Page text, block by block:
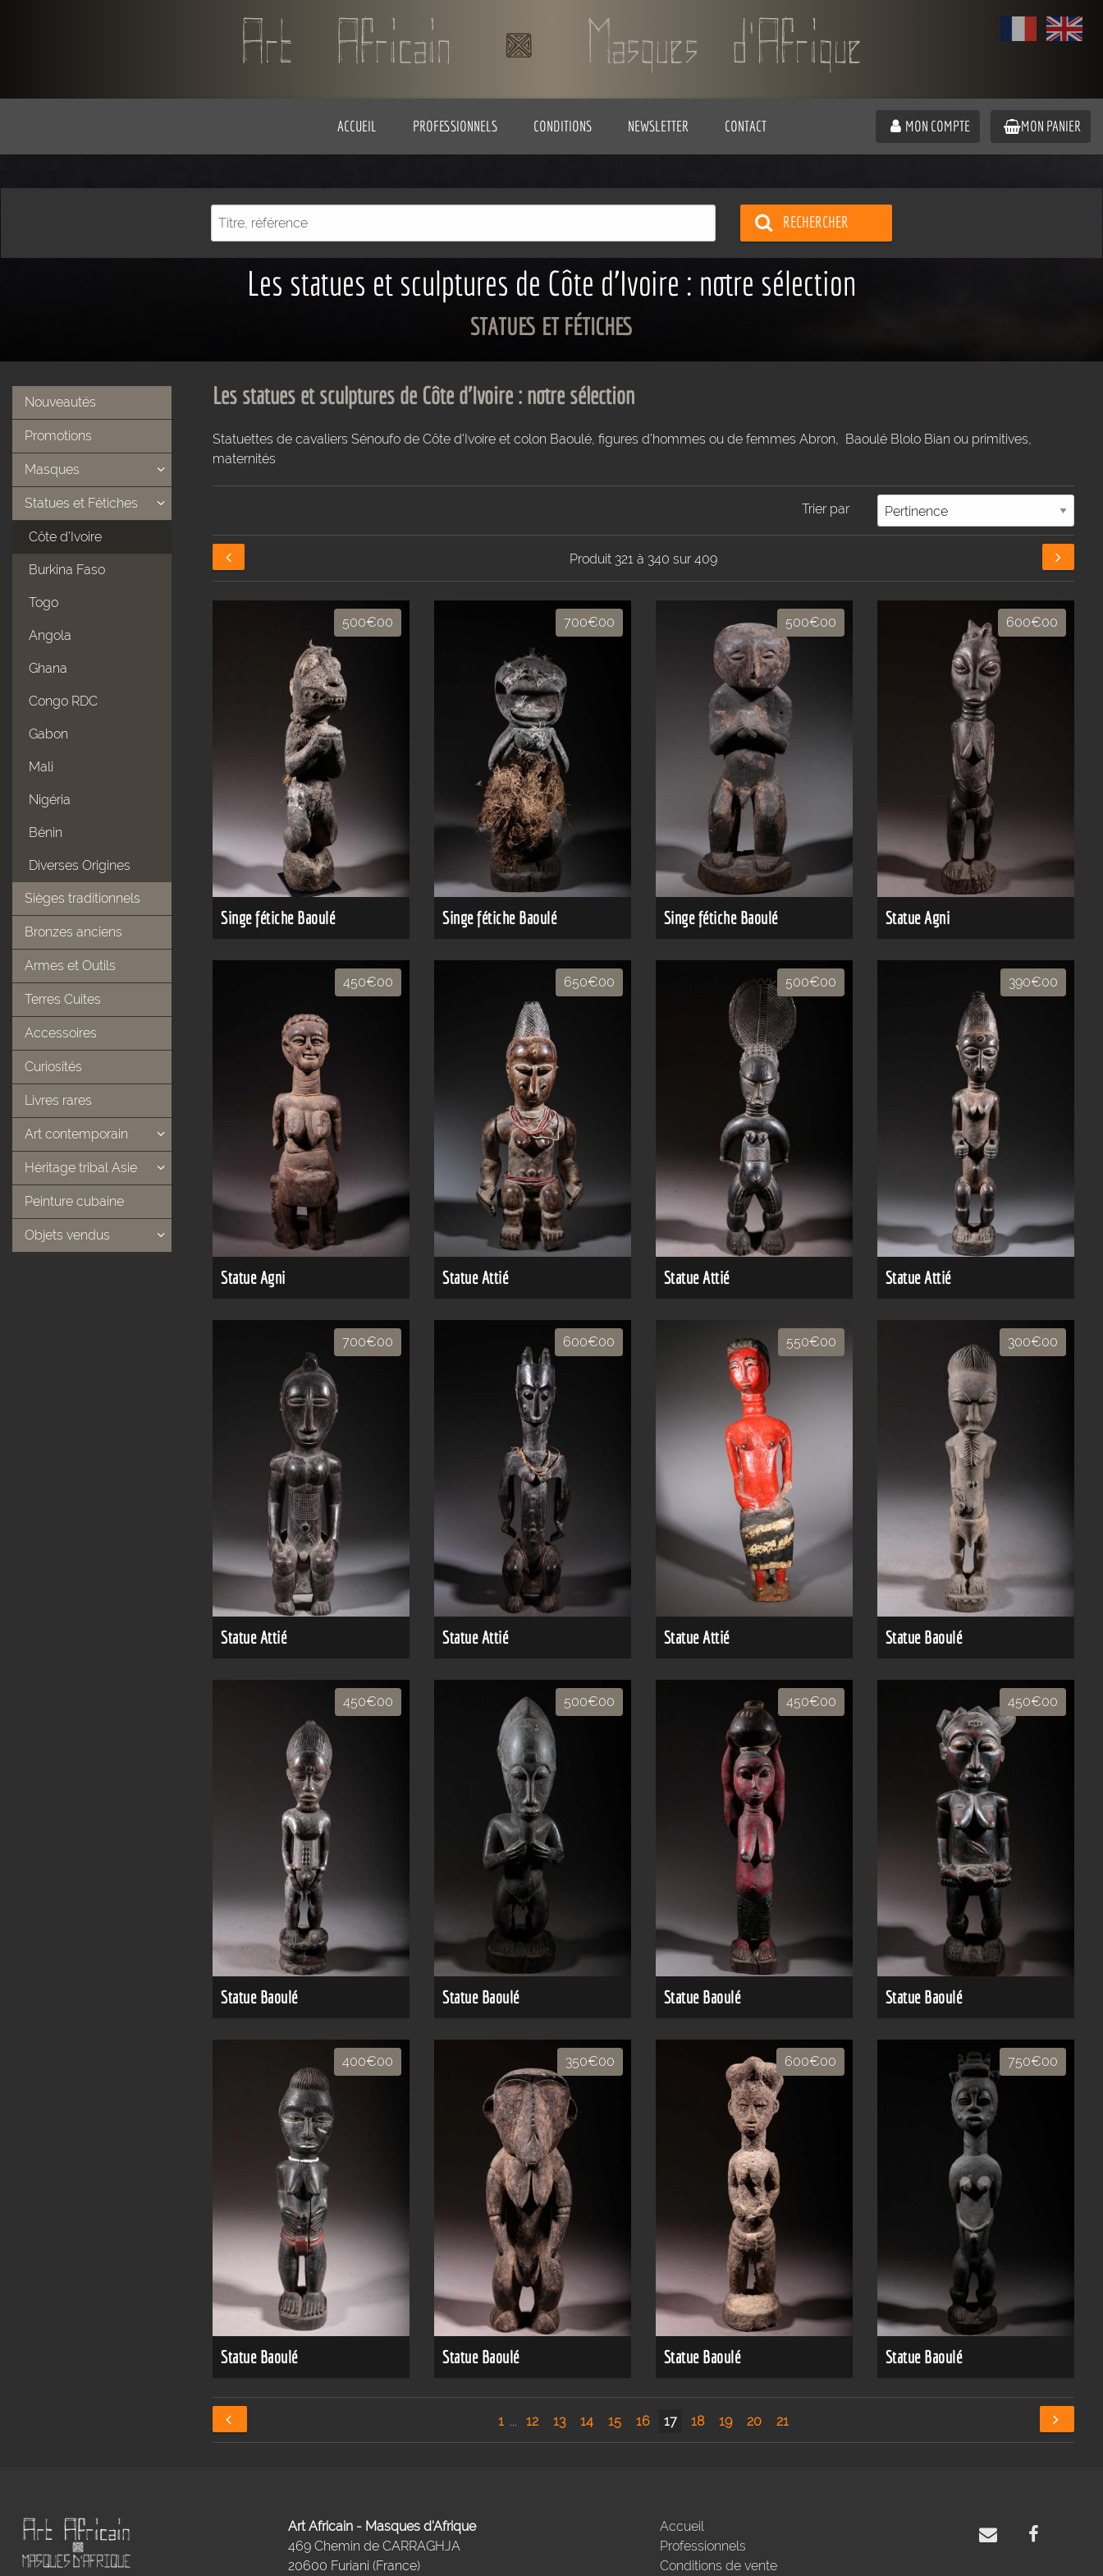
ACCUEIL PROFESSIONNELS CONDITIONS NEWSLETTER CONTACT MON COMPTE MON PANIER
RECHERCHER
Les statues et sculptures de Côte d'Ivoire : notre sélection
STATUES ET FÉTICHES
Nouveautés
Promotions
Masques
Statues et Fétiches
Côte d'Ivoire
Burkina Faso
Togo
Angola
Ghana
Congo RDC
Gabon
Mali
Nigéria
Bénin
Diverses Origines
Sièges traditionnels
Bronzes anciens
Armes et Outils
Terres Cuites
Accessoires
Curiosités
Livres rares
Art contemporain
Héritage tribal Asie
Peinture cubaine
Objets vendus
Les statues et sculptures de Côte d'Ivoire : notre sélection
Statuettes de cavaliers Sénoufo de Côte d'Ivoire et colon Baoulé, figures d'hommes ou de femmes Abron, Baoulé Blolo Bian ou primitives,
maternités
Trier par
Produit 321 à 340 sur 409
500€00
Singe fétiche Baoulé
700€00
Singe fétiche Baoulé
500€00
Singe fétiche Baoulé
600€00
Statue Agni
450€00
Statue Agni
650€00
Statue Attié
500€00
Statue Attié
390€00
Statue Attié
700€00
Statue Attié
600€00
Statue Attié
550€00
Statue Attié
300€00
Statue Baoulé
450€00
Statue Baoulé
500€00
Statue Baoulé
450€00
Statue Baoulé
450€00
Statue Baoulé
400€00
Statue Baoulé
350€00
Statue Baoulé
600€00
Statue Baoulé
750€00
Statue Baoulé
1 ... 12 13 14 15 16 17 18 19 20 21
Art Africain - Masques d'Afrique
469 Chemin de CARRAGHJA
20600 Furiani (France)
Accueil
Professionnels
Conditions de vente